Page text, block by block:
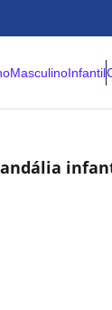
MasculinoInfantil